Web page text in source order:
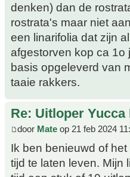
denken) dan de
rostrata's maar niet
een linarifolia dat zijn
afgestorven kop ca 1o
basis opgeleverd van
taaie rakkers.
Re: Uitloper
door Mate op 21 feb 2024
Ik ben benieuwd of
tijd te laten leven. Mijn